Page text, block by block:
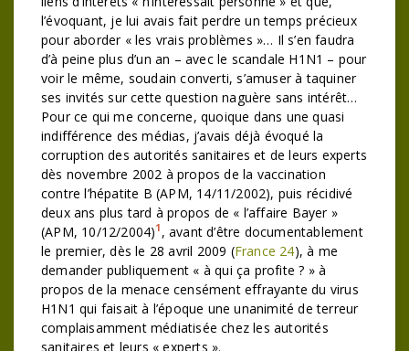
l’évoquant, je lui avais fait perdre un temps précieux
pour aborder « les vrais problèmes »… Il s’en faudra
d’à peine plus d’un an – avec le scandale H1N1 – pour
voir le même, soudain converti, s’amuser à taquiner
ses invités sur cette question naguère sans intérêt…
Pour ce qui me concerne, quoique dans une quasi
indifférence des médias, j’avais déjà évoqué la
corruption des autorités sanitaires et de leurs experts
dès novembre 2002 à propos de la vaccination
contre l’hépatite B (APM, 14/11/2002), puis récidivé
deux ans plus tard à propos de « l’affaire Bayer »
(APM, 10/12/2004)1 , avant d’être documentablement
le premier, dès le 28 avril 2009 (France 24), à me
demander publiquement « à qui ça profite ? » à
propos de la menace censément effrayante du virus
H1N1 qui faisait à l’époque une unanimité de terreur
complaisamment médiatisée chez les autorités
sanitaires et leurs « experts ».